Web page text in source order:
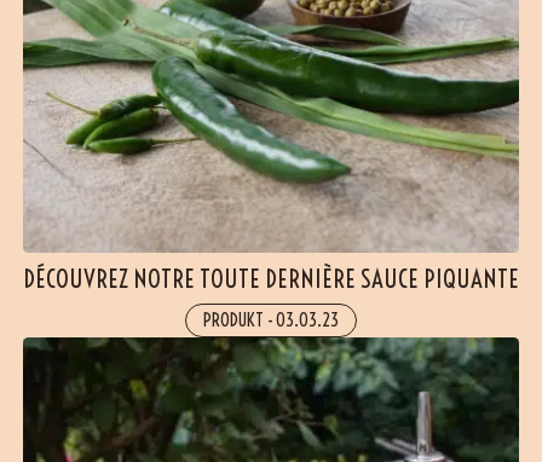
DÉCOUVREZ NOTRE TOUTE DERNIÈRE SAUCE PIQUANTE
PRODUKT -03.03.23